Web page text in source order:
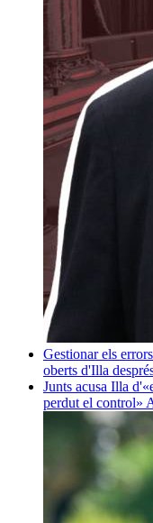
Gestionar els
oberts d'Illa
Junts acusa Illa
perdut el control»